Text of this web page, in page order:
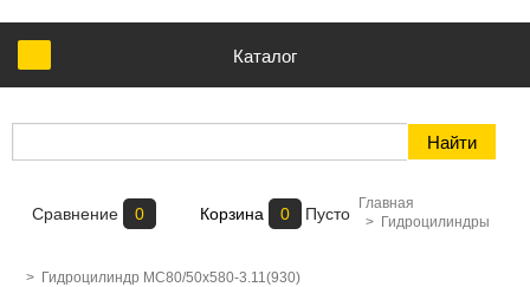
Каталог
Сравнение 0 Корзина 0 Пусто
Главная
> Гидроцилиндры
> Гидроцилиндр МС80/50х580-3.11(930)